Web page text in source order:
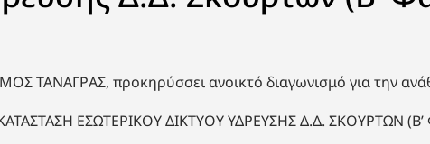
ΤΑΝΑΓΡΑΣ, προκηρύσσει ανοικτό διαγωνισμό για την
ΕΣΩΤΕΡΙΚΟΥ ΔΙΚΤΥΟΥ ΥΔΡΕΥΣΗΣ Δ.Δ. ΣΚΟΥΡΤΩΝ